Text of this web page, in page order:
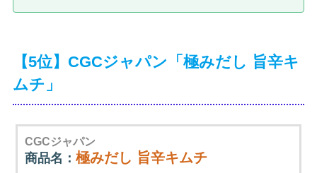
【5位】CGCジャパン「極みだし 旨辛キ
ムチ」
CGCジャパン
商品名：極みだし 旨辛キムチ